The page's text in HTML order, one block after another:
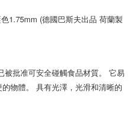
簡訊中的連結，可透過四大超商／
方視為交易完成。
費，但若您需要取消訂單，請聯絡
」之結帳頁面顯示為準，若有關於
support/home
1.75mm (德國巴斯夫出品 荷蘭製
批准可安全碰觸食品材質。 它易
物體。 具有光澤，光滑和清晰的